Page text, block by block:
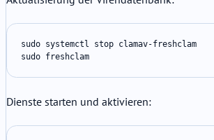
sudo systemctl stop clamav-freshclam
sudo freshclam
Dienste starten und aktivieren: